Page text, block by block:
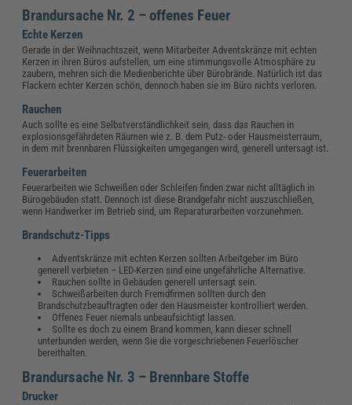
Brandursache Nr. 2 – offenes Feuer
Echte Kerzen
Gerade in der Weihnachtszeit, wenn Mitarbeiter Adventskränze mit echten
Kerzen in ihren Büros aufstellen, um eine stimmungsvolle Atmosphäre zu
zaubern, mehren sich die Medienberichte über Bürobrände. Natürlich ist das
Flackern echter Kerzen schön, dennoch haben sie im Büro nichts verloren.
Rauchen
Auch sollte es eine Selbstverständlichkeit sein, dass das Rauchen in
explosionsgefährdeten Räumen wie z. B. dem Putz- oder Hausmeisterraum,
in dem mit brennbaren Flüssigkeiten umgegangen wird, generell untersagt ist.
Feuerarbeiten
Feuerarbeiten wie Schweißen oder Schleifen finden zwar nicht alltäglich in
Bürogebäuden statt. Dennoch ist diese Brandgefahr nicht auszuschließen,
wenn Handwerker im Betrieb sind, um Reparaturarbeiten vorzunehmen.
Brandschutz-Tipps
Adventskränze mit echten Kerzen sollten Arbeitgeber im Büro
generell verbieten – LED-Kerzen sind eine ungefährliche Alternative.
Rauchen sollte in Gebäuden generell untersagt sein.
Schweißarbeiten durch Fremdfirmen sollten durch den
Brandschutzbeauftragten oder den Hausmeister kontrolliert werden.
Offenes Feuer niemals unbeaufsichtigt lassen.
Sollte es doch zu einem Brand kommen, kann dieser schnell
unterbunden werden, wenn Sie die vorgeschriebenen Feuerlöscher
bereithalten.
Brandursache Nr. 3 – Brennbare Stoffe
Drucker